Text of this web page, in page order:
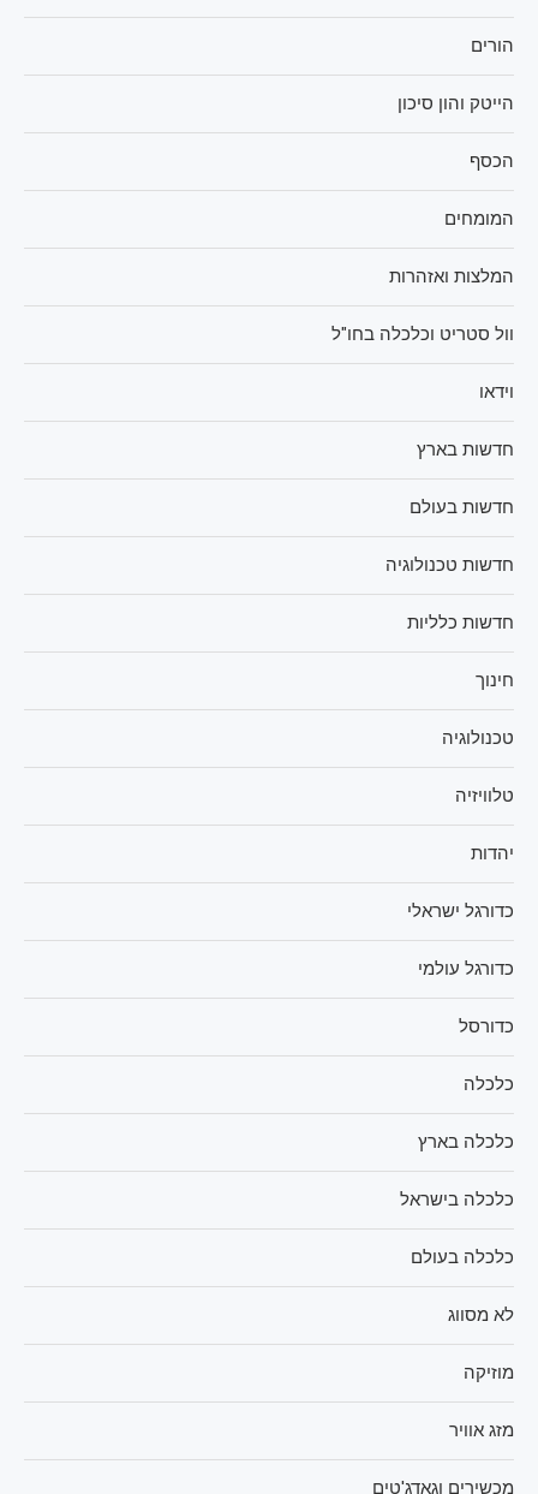
הורים
הייטק והון סיכון
הכסף
המומחים
המלצות ואזהרות
וול סטריט וכלכלה בחו"ל
וידאו
חדשות בארץ
חדשות בעולם
חדשות טכנולוגיה
חדשות כלליות
חינוך
טכנולוגיה
טלוויזיה
יהדות
כדורגל ישראלי
כדורגל עולמי
כדורסל
כלכלה
כלכלה בארץ
כלכלה בישראל
כלכלה בעולם
לא מסווג
מוזיקה
מזג אוויר
מכשירים וגאדג'טים